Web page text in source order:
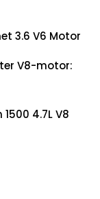
3.6 V6 Motor
V8-motor:
4.7L V8